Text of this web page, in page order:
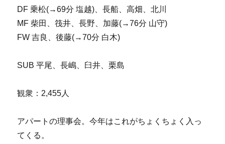
DF 乗松(→69分 塩越)、長船、高畑、北川
MF 柴田、筏井、長野、加藤(→76分 山守)
FW 吉良、後藤(→70分 白木)
SUB 平尾、長嶋、臼井、栗島
観衆：2,455人
アパートの理事会。今年はこれがちょくちょく入っ
てくる。